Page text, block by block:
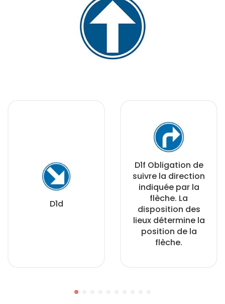
D1d
D1f Obligation de
suivre la direction
indiquée par la
flèche. La
disposition des
lieux détermine la
position de la
flèche.